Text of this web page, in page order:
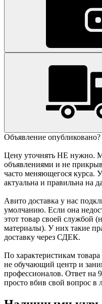
Объявление
Цену уточнять НЕ нужно.
объявлениями и не
часто меняющегося курса.
актуальна и правильна на
Авито доставка у нас
умолчанию. Если она
этот товар своей службой
материалы). У них такие
доставку через СДЕК.
По характеристикам
не обучающий центр и
профессионалов. Ответ на
просто вбив свой вопрос